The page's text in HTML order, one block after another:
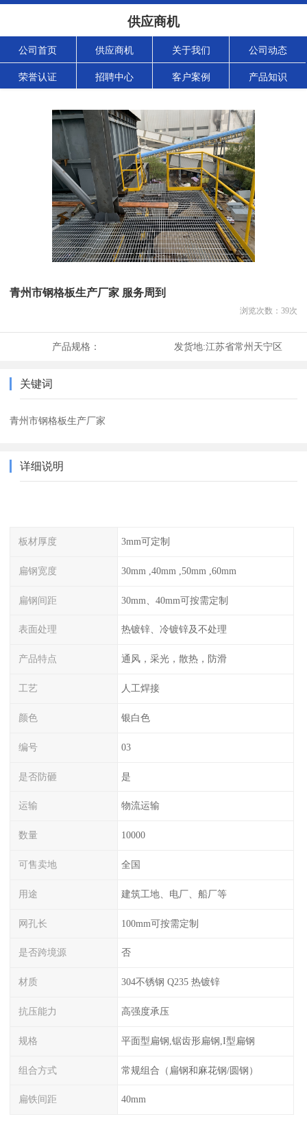
供应商机
公司首页 供应商机 关于我们 公司动态
荣誉认证 招聘中心 客户案例 产品知识
青州市钢格板生产厂家 服务周到
浏览次数： 39次
产品规格： 发货地:江苏省常州天宁区
关键词
青州市钢格板生产厂家
详细说明
板材厚度 3mm可定制
扁钢宽度 30mm ,40mm ,50mm ,60mm
扁钢间距 30mm、40mm可按需定制
表面处理 热镀锌、冷镀锌及不处理
产品特点 通风，采光，散热，防滑
工艺 人工焊接
颜色 银白色
编号 03
是否防砸 是
运输 物流运输
数量 10000
可售卖地 全国
用途 建筑工地、电厂、船厂等
网孔长 100mm可按需定制
是否跨境源 否
材质 304不锈钢 Q235 热镀锌
抗压能力 高强度承压
规格 平面型扁钢,锯齿形扁钢,I型扁钢
组合方式 常规组合（扁钢和麻花钢/圆钢）
扁铁间距 40mm